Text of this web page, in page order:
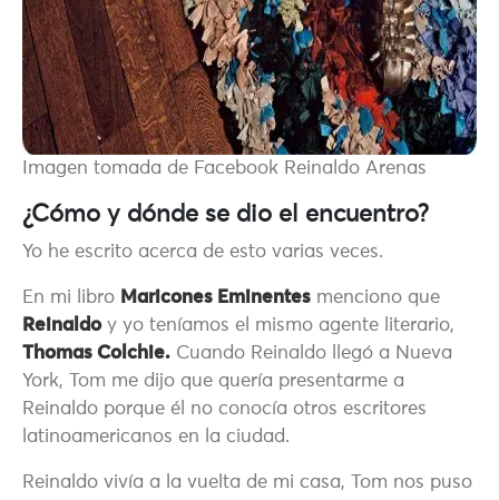
Imagen tomada de Facebook Reinaldo Arenas
¿Cómo y dónde se dio el encuentro?
Yo he escrito acerca de esto varias veces.
En mi libro Maricones Eminentes menciono que
Reinaldoy yo teníamos el mismo agente literario,
Thomas Colchie. Cuando Reinaldo llegó a Nueva
York, Tom me dijo que quería presentarme a
Reinaldo porque él no conocía otros escritores
latinoamericanos en la ciudad.
Reinaldo vivía a la vuelta de mi casa, Tom nos puso